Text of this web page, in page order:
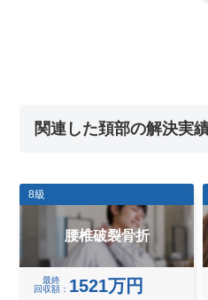
関連した頚部の解決実
8級
腰椎破裂骨折
最終
回収額
1521万円